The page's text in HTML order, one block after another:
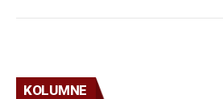
KOLUMNE